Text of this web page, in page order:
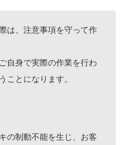
は、注意事項を守って作
自身で実際の作業を行わ
ことになります。
の制動不能を生じ、お客